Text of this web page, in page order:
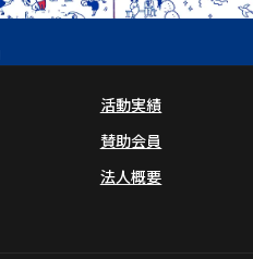
活動実績
賛助会員
法人概要